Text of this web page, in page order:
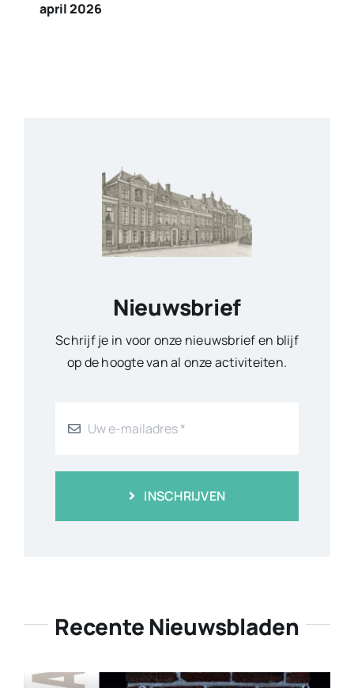
april 2026
Nieuwsbrief
Schrijf je in voor onze nieuwsbrief en blijf
op de hoogte van al onze activiteiten.
INSCHRIJVEN
Recente Nieuwsbladen